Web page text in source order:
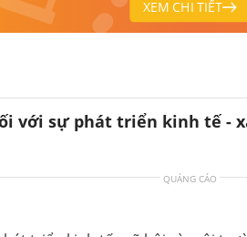
XEM CHI TIẾT
với sự phát triển kinh tế -
QUẢNG CÁO